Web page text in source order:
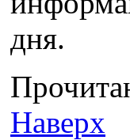
дня.
Наверх